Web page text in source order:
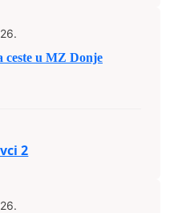
ceste u MZ Donje
2